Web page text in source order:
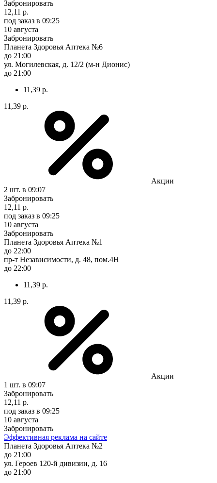
Забронировать
12,11 р.
под заказ в 09:25
10 августа
Забронировать
Планета Здоровья Аптека №6
до 21:00
ул. Могилевская, д. 12/2 (м-н Дионис)
до 21:00
11,39 р.
11,39 р.
Акции
2 шт. в 09:07
Забронировать
12,11 р.
под заказ в 09:25
10 августа
Забронировать
Планета Здоровья Аптека №1
до 22:00
пр-т Независимости, д. 48, пом.4Н
до 22:00
11,39 р.
11,39 р.
Акции
1 шт. в 09:07
Забронировать
12,11 р.
под заказ в 09:25
10 августа
Забронировать
Эффективная реклама на сайте
Планета Здоровья Аптека №2
до 21:00
ул. Героев 120-й дивизии, д. 16
до 21:00